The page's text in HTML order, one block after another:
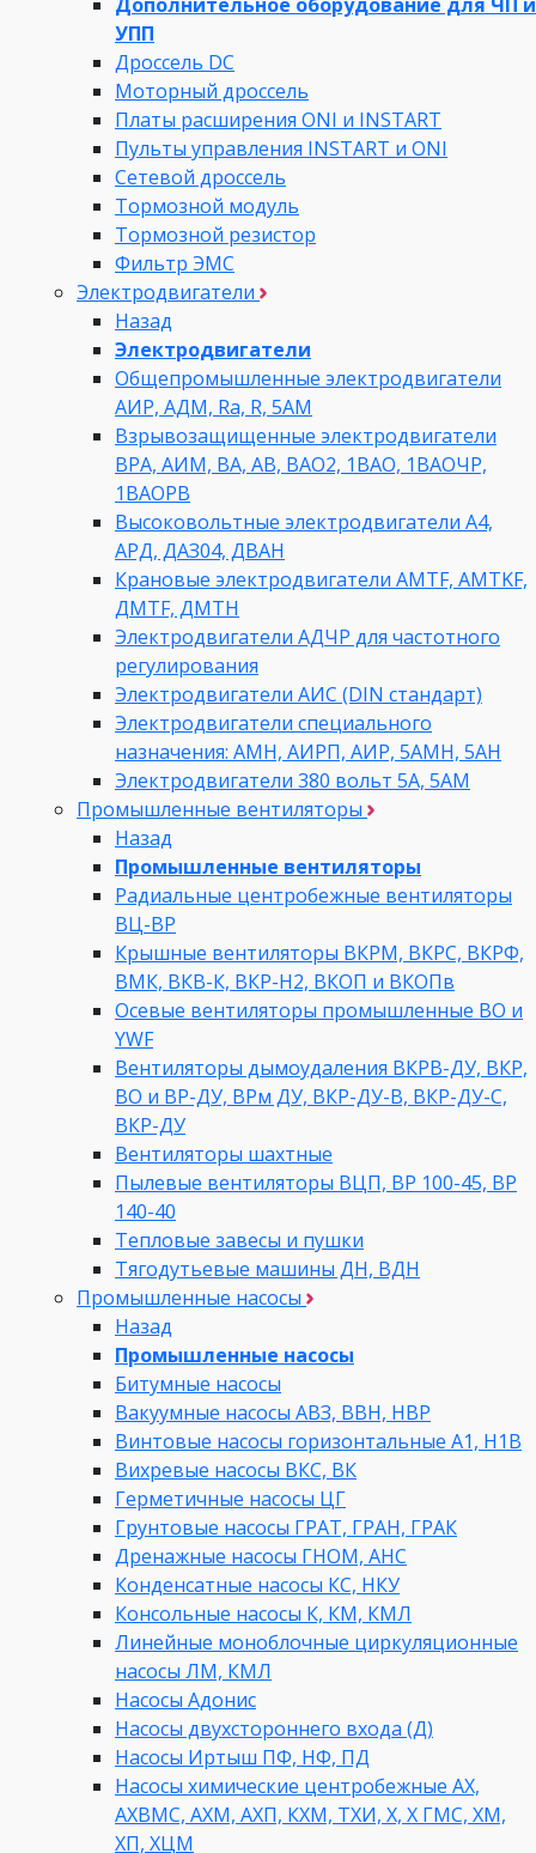
УПП
Дроссель DC
Моторный дроссель
Платы расширения ONI и INSTART
Пульты управления INSTART и ONI
Сетевой дроссель
Тормозной модуль
Тормозной резистор
Фильтр ЭМС
Электродвигатели
Назад
Электродвигатели
Общепромышленные электродвигатели
АИР, АДМ, Ra, R, 5AM
Взрывозащищенные электродвигатели
ВРА, АИМ, ВА, АВ, ВАO2, 1ВАО, 1ВАОЧР,
1ВАОРВ
Высоковольтные электродвигатели A4,
АРД, ДАЗ04, ДВАН
Крановые электродвигатели AMTF, AMTKF,
ДMTF, ДМТН
Электродвигатели АДЧР для частотного
регулирования
Электродвигатели АИС (DIN стандарт)
Электродвигатели специального
назначения: АМН, АИРП, АИР, 5АМН, 5АН
Электродвигатели 380 вольт 5А, 5АМ
Промышленные вентиляторы
Назад
Промышленные вентиляторы
Радиальные центробежные вентиляторы
ВЦ-ВР
Крышные вентиляторы ВКРМ, ВКРС, ВКРФ,
ВМК, ВКВ-К, ВКР-Н2, ВКОП и ВКОПв
Осевые вентиляторы промышленные ВО и
YWF
Вентиляторы дымоудаления ВКРВ-ДУ, ВКР,
ВО и ВР-ДУ, ВРм ДУ, ВКР-ДУ-В, ВКР-ДУ-С,
ВКР-ДУ
Вентиляторы шахтные
Пылевые вентиляторы ВЦП, ВР 100-45, ВР
140-40
Тепловые завесы и пушки
Тягодутьевые машины ДН, ВДН
Промышленные насосы
Назад
Промышленные насосы
Битумные насосы
Вакуумные насосы АВЗ, ВВН, НВР
Винтовые насосы горизонтальные А1, Н1В
Вихревые насосы ВКС, ВК
Герметичные насосы ЦГ
Грунтовые насосы ГРАТ, ГРАН, ГРАК
Дренажные насосы ГНОМ, АНС
Конденсатные насосы КС, НКУ
Консольные насосы К, КМ, КМЛ
Линейные моноблочные циркуляционные
насосы ЛМ, КМЛ
Насосы Адонис
Насосы двухстороннего входа (Д)
Насосы Иртыш ПФ, НФ, ПД
Насосы химические центробежные АХ,
АХВМС, АХМ, АХП, КХМ, ТХИ, Х, Х ГМС, ХМ,
ХП, ХЦМ